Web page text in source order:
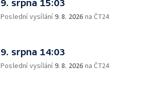
9. srpna 15:03
Poslední vysílání9. 8. 2026 na ČT24
9. srpna 14:03
Poslední vysílání9. 8. 2026 na ČT24